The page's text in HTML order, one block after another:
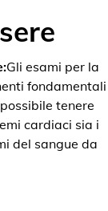
Gli esami per la
fondamentali
tenere
cardiaci sia i
del sangue da